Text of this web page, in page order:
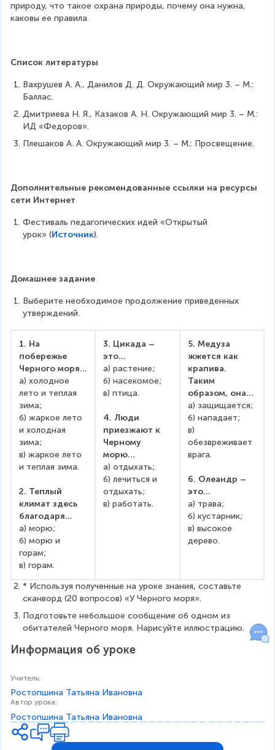
природу, что такое охрана природы, почему она нужна,
каковы ее правила.
Список литературы
Вахрушев А. А., Данилов Д. Д. Окружающий мир 3. – М.:
Баллас.
Дмитриева Н. Я., Казаков А. Н. Окружающий мир 3. – М.:
ИД «Федоров».
Плешаков А. А. Окружающий мир 3. – М.: Просвещение.
Дополнительные рекомендованные ссылки на ресурсы
сети Интернет
Фестиваль педагогических идей «Открытый
урок» (Источник).
Домашнее задание
Выберите необходимое продолжение приведенных
утверждений.
1. На
побережье
Черного моря…
а) холодное
лето и теплая
зима;
б) жаркое лето
и холодная
зима;
в) жаркое лето
и теплая зима.
2. Теплый
климат здесь
благодаря…
а) морю;
б) морю и
горам;
в) горам.
3. Цикада –
это…
а) растение;
б) насекомое;
в) птица.
4. Люди
приезжают к
Черному
морю…
а) отдыхать;
б) лечиться и
отдыхать;
в) работать.
5. Медуза
жжется как
крапива.
Таким
образом, она…
а) защищается;
б) нападает;
в)
обезвреживает
врага.
6. Олеандр –
это…
а) трава;
б) кустарник;
в) высокое
дерево.
* Используя полученные на уроке знания, составьте
сканворд (20 вопросов) «У Черного моря».
Подготовьте небольшое сообщение об одном из
обитателей Черного моря. Нарисуйте иллюстрацию.
Информация об уроке
Учитель:
Ростопшина Татьяна Ивановна
Автор урока:
Ростопшина Татьяна Ивановна